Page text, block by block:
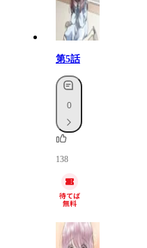
第5話
0
138